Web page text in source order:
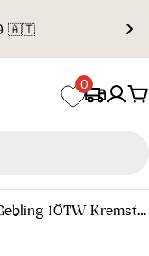
🇦🇹
0
Riesling Ried Gebling 1ÖTW Kremstal DAC Reserve 2023